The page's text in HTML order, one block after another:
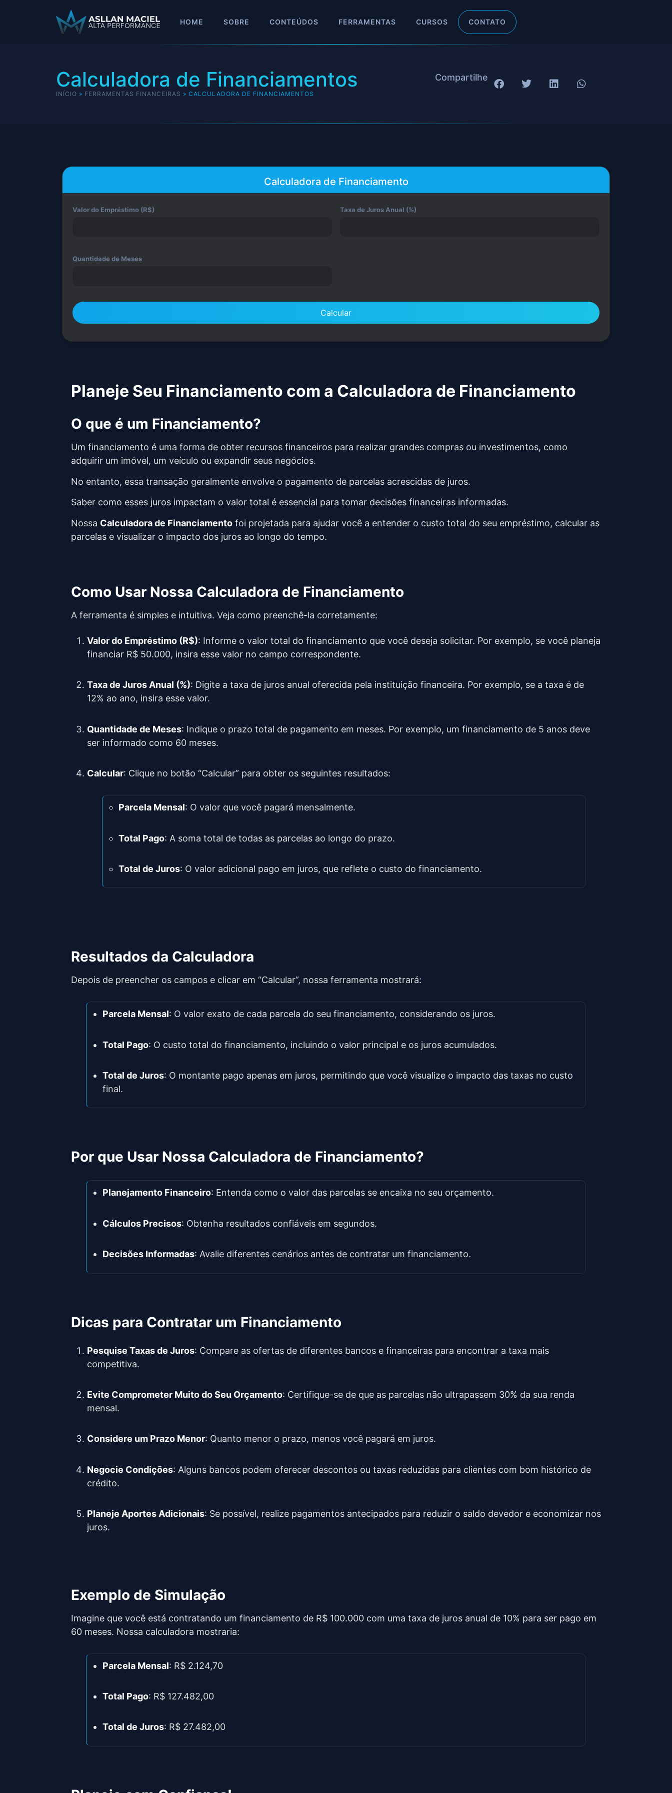
HOME SOBRE CONTEÚDOS FERRAMENTAS CURSOS CONTATO
Calculadora de Financiamentos
INÍCIO » FERRAMENTAS FINANCEIRAS » CALCULADORA DE FINANCIAMENTOS
Compartilhe
Calculadora de Financiamento
Valor do Empréstimo (R$) Taxa de Juros Anual (%)
Quantidade de Meses
Calcular
Planeje Seu Financiamento com a Calculadora de Financiamento
O que é um Financiamento?
Um financiamento é uma forma de obter recursos financeiros para realizar grandes compras ou investimentos, como
adquirir um imóvel, um veículo ou expandir seus negócios.
No entanto, essa transação geralmente envolve o pagamento de parcelas acrescidas de juros.
Saber como esses juros impactam o valor total é essencial para tomar decisões financeiras informadas.
Nossa Calculadora de Financiamento foi projetada para ajudar você a entender o custo total do seu empréstimo, calcular as
parcelas e visualizar o impacto dos juros ao longo do tempo.
Como Usar Nossa Calculadora de Financiamento
A ferramenta é simples e intuitiva. Veja como preenchê-la corretamente:
Valor do Empréstimo (R$): Informe o valor total do financiamento que você deseja solicitar. Por exemplo, se você planeja
financiar R$ 50.000, insira esse valor no campo correspondente.
Taxa de Juros Anual (%): Digite a taxa de juros anual oferecida pela instituição financeira. Por exemplo, se a taxa é de
12% ao ano, insira esse valor.
Quantidade de Meses: Indique o prazo total de pagamento em meses. Por exemplo, um financiamento de 5 anos deve
ser informado como 60 meses.
Calcular: Clique no botão “Calcular” para obter os seguintes resultados:
Parcela Mensal: O valor que você pagará mensalmente.
Total Pago: A soma total de todas as parcelas ao longo do prazo.
Total de Juros: O valor adicional pago em juros, que reflete o custo do financiamento.
Resultados da Calculadora
Depois de preencher os campos e clicar em “Calcular”, nossa ferramenta mostrará:
Parcela Mensal: O valor exato de cada parcela do seu financiamento, considerando os juros.
Total Pago: O custo total do financiamento, incluindo o valor principal e os juros acumulados.
Total de Juros: O montante pago apenas em juros, permitindo que você visualize o impacto das taxas no custo
final.
Por que Usar Nossa Calculadora de Financiamento?
Planejamento Financeiro: Entenda como o valor das parcelas se encaixa no seu orçamento.
Cálculos Precisos: Obtenha resultados confiáveis em segundos.
Decisões Informadas: Avalie diferentes cenários antes de contratar um financiamento.
Dicas para Contratar um Financiamento
Pesquise Taxas de Juros: Compare as ofertas de diferentes bancos e financeiras para encontrar a taxa mais
competitiva.
Evite Comprometer Muito do Seu Orçamento: Certifique-se de que as parcelas não ultrapassem 30% da sua renda
mensal.
Considere um Prazo Menor: Quanto menor o prazo, menos você pagará em juros.
Negocie Condições: Alguns bancos podem oferecer descontos ou taxas reduzidas para clientes com bom histórico de
crédito.
Planeje Aportes Adicionais: Se possível, realize pagamentos antecipados para reduzir o saldo devedor e economizar nos
juros.
Exemplo de Simulação
Imagine que você está contratando um financiamento de R$ 100.000 com uma taxa de juros anual de 10% para ser pago em
60 meses. Nossa calculadora mostraria:
Parcela Mensal: R$ 2.124,70
Total Pago: R$ 127.482,00
Total de Juros: R$ 27.482,00